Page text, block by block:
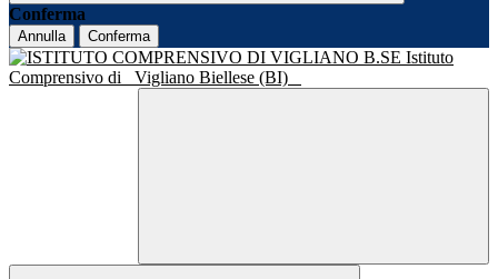
Conferma
Annulla Conferma
Istituto
Comprensivo di
Vigliano Biellese (BI)